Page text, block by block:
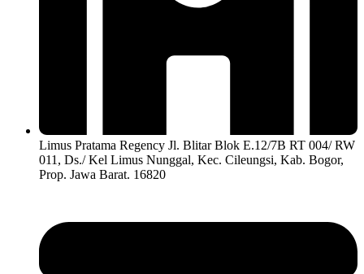
Limus Pratama Regency Jl. Blitar Blok E.12/7B RT 004/ RW
011, Ds./ Kel Limus Nunggal, Kec. Cileungsi, Kab. Bogor,
Prop. Jawa Barat. 16820